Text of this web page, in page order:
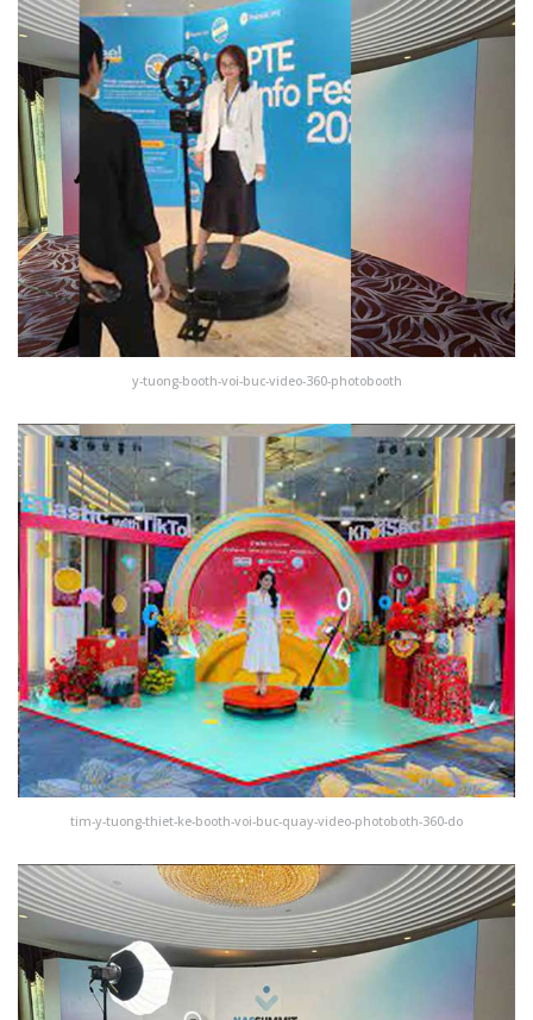
y-tuong-booth-voi-buc-video-360-photobooth
tim-y-tuong-thiet-ke-booth-voi-buc-quay-video-photoboth-360-do